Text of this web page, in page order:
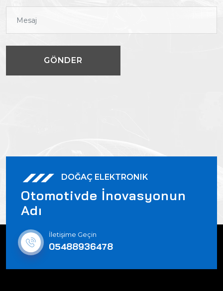
GÖNDER
GÖNDER
DOĞAÇ ELEKTRONIK
Otomotivde İnovasyonun
Adı
İletişime Geçin
05488936478